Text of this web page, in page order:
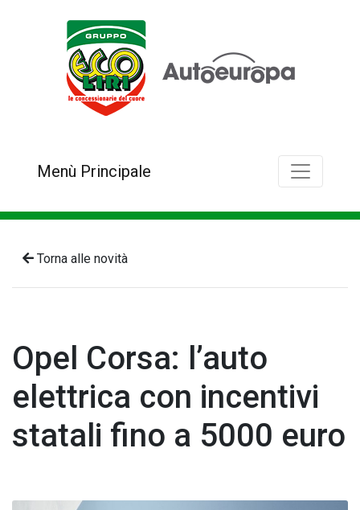
Menù Principale
Torna alle novità
Opel Corsa: l’auto
elettrica con incentivi
statali fino a 5000 euro